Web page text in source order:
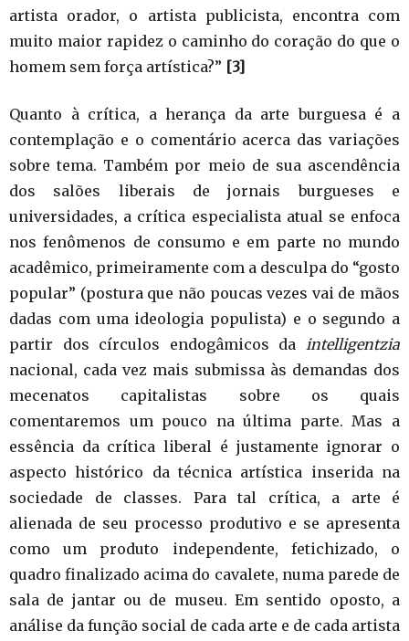
artista orador, o artista publicista, encontra com
muito maior rapidez o caminho do coração do que o
homem sem força artística?” [3]
Quanto à crítica, a herança da arte burguesa é a
contemplação e o comentário acerca das variações
sobre tema. Também por meio de sua ascendência
dos salões liberais de jornais burgueses e
universidades, a crítica especialista atual se enfoca
nos fenômenos de consumo e em parte no mundo
acadêmico, primeiramente com a desculpa do “gosto
popular” (postura que não poucas vezes vai de mãos
dadas com uma ideologia populista) e o segundo a
partir dos círculos endogâmicos da intelligentzia
nacional, cada vez mais submissa às demandas dos
mecenatos capitalistas sobre os quais
comentaremos um pouco na última parte. Mas a
essência da crítica liberal é justamente ignorar o
aspecto histórico da técnica artística inserida na
sociedade de classes. Para tal crítica, a arte é
alienada de seu processo produtivo e se apresenta
como um produto independente, fetichizado, o
quadro finalizado acima do cavalete, numa parede de
sala de jantar ou de museu. Em sentido oposto, a
análise da função social de cada arte e de cada artista